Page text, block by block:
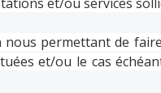
permettant de
et/ou le cas